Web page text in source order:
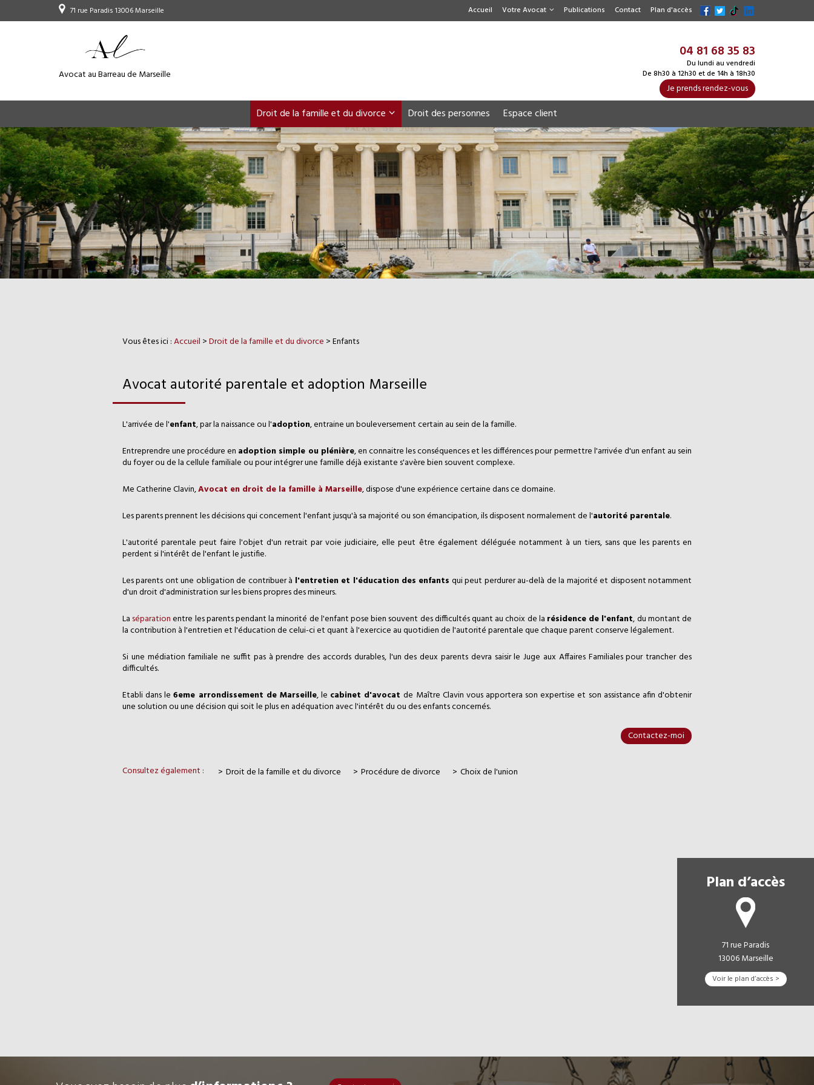
71 rue Paradis 13006 Marseille Accueil Votre Avocat Publications Contact Plan d'accès
Avocat au Barreau de Marseille
04 81 68 35 83
Du lundi au vendredi
De 8h30 à 12h30 et de 14h à 18h30
Je prends rendez-vous
Droit de la famille et du divorce Droit des personnes Espace client
Vous êtes ici :Accueil >Droit de la famille et du divorce > Enfants
Avocat autorité parentale et adoption Marseille
L'arrivée de l'enfant, par la naissance ou l'adoption, entraine un bouleversement certain au sein de la famille.
Entreprendre une procédure en adoption simple ou plénière, en connaitre les conséquences et les différences pour permettre l'arrivée d'un enfant au sein
du foyer ou de la cellule familiale ou pour intégrer une famille déjà existante s'avère bien souvent complexe.
Me Catherine Clavin,Avocat en droit de la famille à Marseille, dispose d'une expérience certaine dans ce domaine.
Les parents prennent les décisions qui concernent l'enfant jusqu'à sa majorité ou son émancipation, ils disposent normalement de l'autorité parentale.
L'autorité parentale peut faire l'objet d'un retrait par voie judiciaire, elle peut être également déléguée notamment à un tiers, sans que les parents en
perdent si l'intérêt de l'enfant le justifie.
Les parents ont une obligation de contribuer à l'entretien et l'éducation des enfants qui peut perdurer au-delà de la majorité et disposent notamment
d'un droit d'administration sur les biens propres des mineurs.
La séparationentre les parents pendant la minorité de l'enfant pose bien souvent des difficultés quant au choix de la résidence de l'enfant, du montant de
la contribution à l'entretien et l'éducation de celui-ci et quant à l'exercice au quotidien de l'autorité parentale que chaque parent conserve légalement.
Si une médiation familiale ne suffit pas à prendre des accords durables, l'un des deux parents devra saisir le Juge aux Affaires Familiales pour trancher des
difficultés.
Etabli dans le6eme arrondissement de Marseille, le cabinet d'avocatde Maître Clavin vous apportera son expertise et son assistance afin d'obtenir
une solution ou une décision qui soit le plus en adéquation avec l'intérêt du ou des enfants concernés.
Contactez-moi
Consultez également : Droit de la famille et du divorce Procédure de divorce Choix de l'union
Plan d’accès
71 rue Paradis
13006 Marseille
Voir le plan d’accès >